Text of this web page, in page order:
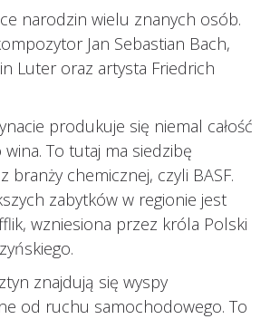
narodzin wielu znanych osób.
Jan Sebastian Bach,
Luter oraz artysta Friedrich
produkuje się niemal całość
To tutaj ma siedzibę
branży chemicznej, czyli BASF.
zabytków w regionie jest
wzniesiona przez króla Polski
znajdują się wyspy
od ruchu samochodowego. To